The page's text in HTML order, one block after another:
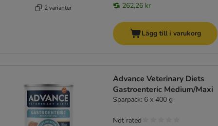
2 varianter 262,26 kr
Lägg till i varukorg
Advance Veterinary Diets
Gastroenteric Medium/Maxi
Sparpack: 6 x 400 g
Not rated